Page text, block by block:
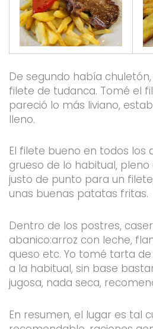
De segundo había
filete de tudanca. Tomé el
pareció lo más liviano,
lleno.
El filete bueno en todos los
grueso de lo habitual,
justo de punto para un
unas buenas patatas fritas.
Dentro de los postres,
abanico:arroz con leche,
queso etc. Yo tomé tarta
a la habitual, sin base
jugosa, nada seca,
En resumen, el lugar es tal